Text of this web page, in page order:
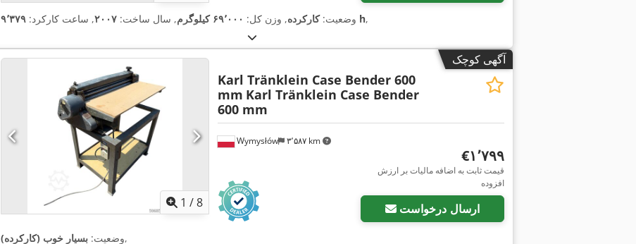
وضعیت:کارکرده, وزن کل: ۶۹٬۰۰۰ کیلوگرم , سال ساخت: ۲۰۰۷, ساعت کارکرد: ۹٬۳۷۹ h,
آگهی کوچک
1 /8
Wymysłów ۳٬۵۸۷ km
Karl Tränklein Case Bender 600
mm Karl Tränklein Case Bender
600 mm
‎€۱٬۷۹۹
قیمت ثابت به اضافه مالیات بر ارزش
افزوده
ارسال درخواست
وضعیت: بسیار خوب (کارکرده) ,